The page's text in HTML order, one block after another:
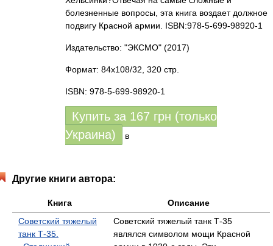
болезненные вопросы, эта книга воздает должное
подвигу Красной армии. ISBN:978-5-699-98920-1
Издательство: "ЭКСМО" (2017)
Формат: 84x108/32, 320 стр.
ISBN: 978-5-699-98920-1
Купить за 167 грн (только
Украина)
в
Другие книги автора:
Книга
Описание
Советский тяжелый
танк Т-35.
Советский тяжелый танк Т-35
являлся символом мощи Красной